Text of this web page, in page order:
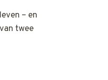
– en
twee